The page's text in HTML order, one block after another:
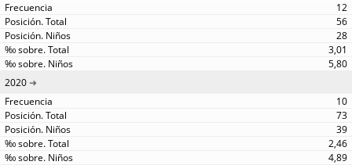
12
56
28
3,01
5,80
2020
10
73
39
2,46
4,89